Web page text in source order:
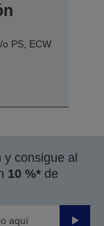
PS, ECW
y consigue al
10 %* de